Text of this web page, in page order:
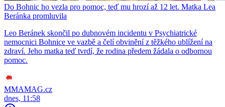
Do Bohnic ho vezla pro pomoc, teď mu hrozí až 12 let. Matka Lea
Beránka promluvila
Leo Beránek skončil po dubnovém incidentu v Psychiatrické
nemocnici Bohnice ve vazbě a čelí obvinění z těžkého ublížení na
zdraví. Jeho matka teď tvrdí, že rodina předem žádala o odbornou
pomoc.
MMAMAG.cz
dnes, 11:58